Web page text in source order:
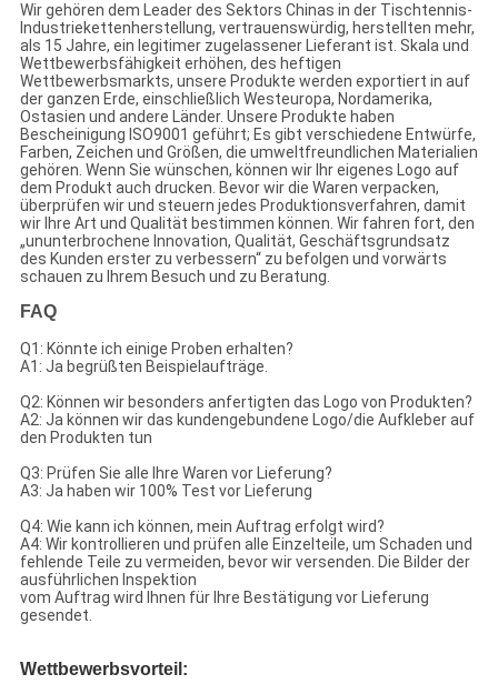
Wir gehören dem Leader des Sektors Chinas in der Tischtennis-
Industriekettenherstellung, vertrauenswürdig, herstellten mehr,
als 15 Jahre, ein legitimer zugelassener Lieferant ist. Skala und
Wettbewerbsfähigkeit erhöhen, des heftigen
Wettbewerbsmarkts, unsere Produkte werden exportiert in auf
der ganzen Erde, einschließlich Westeuropa, Nordamerika,
Ostasien und andere Länder. Unsere Produkte haben
Bescheinigung ISO9001 geführt; Es gibt verschiedene Entwürfe,
Farben, Zeichen und Größen, die umweltfreundlichen Materialien
gehören. Wenn Sie wünschen, können wir Ihr eigenes Logo auf
dem Produkt auch drucken. Bevor wir die Waren verpacken,
überprüfen wir und steuern jedes Produktionsverfahren, damit
wir Ihre Art und Qualität bestimmen können. Wir fahren fort, den
„ununterbrochene Innovation, Qualität, Geschäftsgrundsatz
des Kunden erster zu verbessern“ zu befolgen und vorwärts
schauen zu Ihrem Besuch und zu Beratung.
FAQ
Q1: Könnte ich einige Proben erhalten?
A1: Ja begrüßten Beispielaufträge.
Q2: Können wir besonders anfertigten das Logo von Produkten?
A2: Ja können wir das kundengebundene Logo/die Aufkleber auf
den Produkten tun
Q3: Prüfen Sie alle Ihre Waren vor Lieferung?
A3: Ja haben wir 100% Test vor Lieferung
Q4: Wie kann ich können, mein Auftrag erfolgt wird?
A4: Wir kontrollieren und prüfen alle Einzelteile, um Schaden und
fehlende Teile zu vermeiden, bevor wir versenden. Die Bilder der
ausführlichen Inspektion
vom Auftrag wird Ihnen für Ihre Bestätigung vor Lieferung
gesendet.
Wettbewerbsvorteil: